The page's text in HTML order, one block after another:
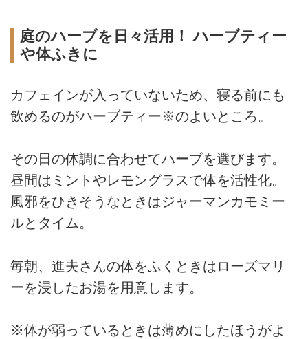
庭のハーブを日々活用！ ハーブティー
や体ふきに
カフェインが入っていないため、寝る前にも
飲めるのがハーブティー※のよいところ。
その日の体調に合わせてハーブを選びます。
昼間はミントやレモングラスで体を活性化。
風邪をひきそうなときはジャーマンカモミー
ルとタイム。
毎朝、進夫さんの体をふくときはローズマリ
ーを浸したお湯を用意します。
※体が弱っているときは薄めにしたほうがよ